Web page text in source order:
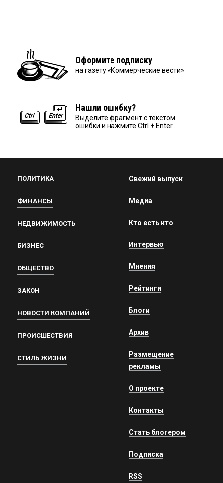
Оформите подписку
на газету «Коммерческие вести»
Нашли ошибку?
Выделите фрагмент с текстом
ошибки и нажмите Ctrl + Enter.
ПОЛИТИКА
ФИНАНСЫ
НЕДВИЖИМОСТЬ
БИЗНЕС
ОБЩЕСТВО
ЗАКОН
НОВОСТИ КОМПАНИЙ
ПРОИСШЕСТВИЯ
СТИЛЬ ЖИЗНИ
Свежий выпуск
Медиа
Кто есть кто
Интервью
Мнения
Рейтинги
Блоги
Архив
Размещение
рекламы
О проекте
Контакты
Стать блогером
Подписка
RSS